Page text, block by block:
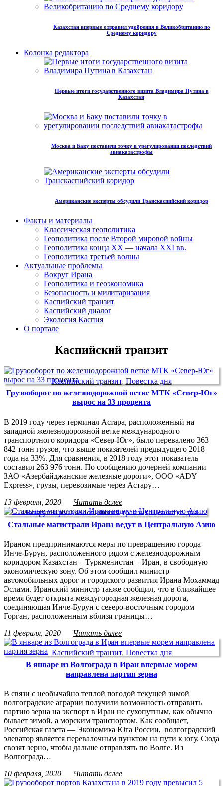
Казахстан впервые отправил удобрения в Великобританию по
Среднему коридору
Колонка редактора
Первые итоги государственного визита Владимира Путина в
Казахстан
Москва и Баку поставили точку в урегулировании последствий
авиакатастрофы
Американские эксперты обсудили Транскаспийский коридор
Факты и материалы
Классическая геополитика
Геополитика после Второй мировой войны
Геополитика конца XX — начала XXI вв.
Геополитика третьей волны
Актуальные проблемы
Вокруг Ирана
Геополитика и геоэкономика
Безопасность и милитаризация
Каспийский транзит
Каспийский диалог
Экология Каспия
О портале
Каспийский транзит
Каспийский транзит, Повестка дня
Грузооборот по железнодорожной ветке МТК «Север-Юг»
вырос на 33 процента
В 2019 году через терминал Астара, расположенный на
западной железнодорожной ветке международного
транспортного коридора «Север-Юг», было перевалено 363
842 тонн грузов, что выше показателей предыдущего 2018
года на 33%. Для сравнения, в 2018 году этот показатель
составил 263 976 тонн. По сообщению дочерней компании
ЗАО «Азербайджанские железные дороги», ООО «ADY
Express», грузы, перевозимые через Астару…
13 февраля, 2020
Читать далее
Вокруг Ирана,Каспийский транзит,Повестка дня
Стальные магистрали Ирана ведут в Центральную Азию
Ираном предпринимаются меры по превращению города
Инче-Бурун, расположенного рядом с железнодорожным
коридором Казахстан – Туркменистан – Иран, в свободную
экономическую зону. Об этом сообщил министр
автомобильных дорог и городского развития Ирана Мохаммад
Эслами. Иранский министр также сообщил, что в ближайшее
время будет открыта междугородная железная дорога,
соединяющая Инче-Бурун с северо-восточным городом
Горган, расположенным вблизи границы…
11 февраля, 2020
Читать далее
Каспийский транзит, Повестка дня
В январе из Волгограда в Иран впервые морем
направлена партия зерна
В связи с необычайно теплой погодой текущей зимой
волгоградские аграрии получили возможность отправить
партию зерна на экспорт в Иран не сухопутным, как обычно
бывает зимой, а морским транспортом. Как сообщает,
Российская газета — Экономика Юга России, волгоградский
элеватор является перевалочным пунктом на пути к югу. Сюда
свозят зерно, чтобы дальше отправлять по Волге. Из
Волгограда…
10 февраля, 2020
Читать далее